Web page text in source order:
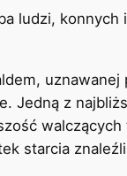
ludzi,
Jedną z
starcia